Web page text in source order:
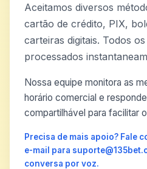
Aceitamos diversos
cartão de crédito, PIX,
carteiras digitais. Todos
processados
Nossa equipe monitora as
horário comercial e
compartilhável para facilitar
Precisa de mais apoio? Fale
e-mail para
conversa por voz.